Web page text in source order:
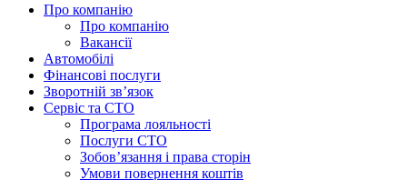
Про компанію
Про компанію
Вакансії
Автомобілі
Фінансові послуги
Зворотній зв’язок
Cервіс та СТО
Програма лояльності
Послуги СТО
Зобов’язання і права сторін
Умови повернення коштів